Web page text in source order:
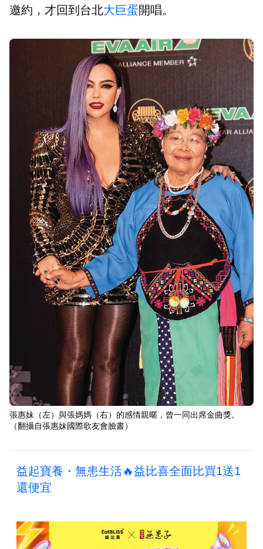
邀約，才回到台北大巨蛋開唱。
張惠妹（左）與張媽媽（右）的感情親暱，曾一同出席金曲獎。
（翻攝自張惠妹國際歌友會臉書）
益起寶養・無患生活🔥益比喜全面比買1送1
還便宜